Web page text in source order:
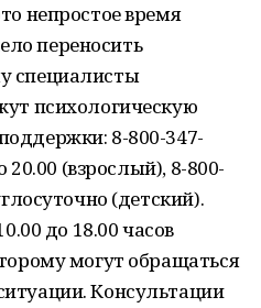
непростое время
переносить
специалисты
психологическую
8-800-347-
20.00 (взрослый), 8-800-
(детский).
до 18.00 часов
могут обращаться
Консультации